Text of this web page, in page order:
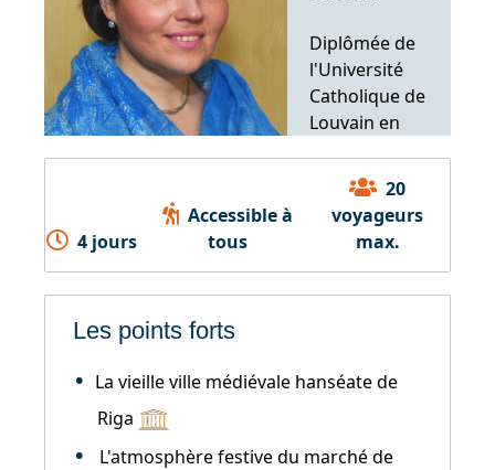
Diplômée de
l'Université
Catholique de
Louvain en
en sciences
religieuses et en
histoire de l'art.
4 jours
Accessible à
tous
20
voyageurs
max.
Les points forts
La vieille ville médiévale hanséate de
Riga
L'atmosphère festive du marché de